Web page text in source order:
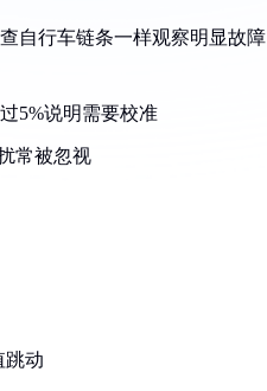
自行车链条一样观察明显故障
5%说明需要校准
常被忽视
跳动